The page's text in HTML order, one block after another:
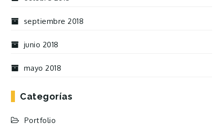
septiembre 2018
junio 2018
mayo 2018
Categorías
Portfolio